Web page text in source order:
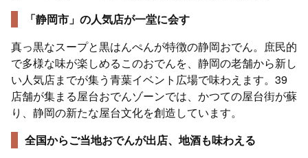
「静岡市」の人気店が一堂に会す
真っ黒なスープと黒はんぺんが特徴の静岡おでん。庶民的
で多様な味が楽しめるこのおでんを、静岡の老舗から新し
い人気店までが集う青葉イベント広場で味わえます。39
店舗が集まる屋台おでんゾーンでは、かつての屋台街が蘇
り、静岡の新たな屋台文化を創造しています。
全国からご当地おでんが出店、地酒も味わえる